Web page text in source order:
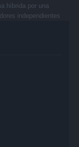
híbrida por una
independientes